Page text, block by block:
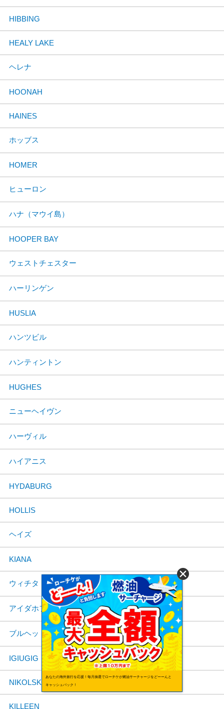
HIBBING
HEALY LAKE
ヘレナ
HOONAH
HAINES
ホッブス
HOMER
ヒューロン
ハナ（マウイ島）
HOOPER BAY
ウェストチェスター
ハーリンゲン
HUSLIA
ハンツビル
ハンティントン
HUGHES
ニューヘイヴン
ハーヴィル
ハイアニス
HYDABURG
HOLLIS
ヘイズ
KIANA
ウィチタ
アイダホフォールズ
ブルヘッドシティ
IGIUGIG
NIKOLSKI
KILLEEN
あなたの海外旅行を応援！毎月抽選でローチケが燃油サーチャージをどーーんと
キャッシュバック！